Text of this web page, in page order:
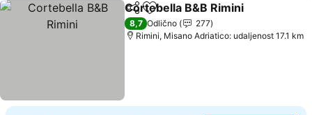
Deli Dodati u favorite
Cortebella B&B Rimini
8,7 Odlično
277
Rimini, Misano Adriatico: udaljenost 17.1 km